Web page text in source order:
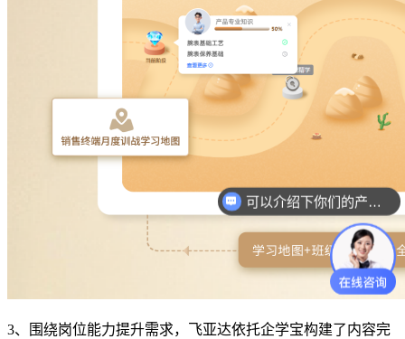
3、
围绕岗位能力提升需求，飞亚达依托企学宝构建了内容完
可以介绍下你们的产品么？